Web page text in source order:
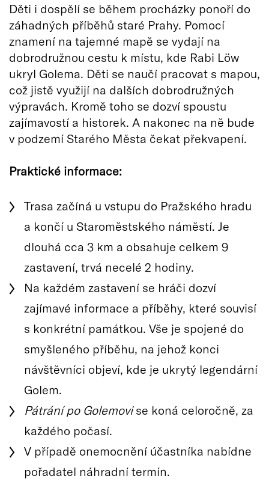
Děti i dospělí se během procházky ponoří do
záhadných příběhů staré Prahy. Pomocí
znamení na tajemné mapě se vydají na
dobrodružnou cestu k místu, kde Rabi Löw
ukryl Golema. Děti se naučí pracovat s mapou,
což jistě využijí na dalších dobrodružných
výpravách. Kromě toho se dozví spoustu
zajímavostí a historek. A nakonec na ně bude
v podzemí Starého Města čekat překvapení.
Praktické informace:
Trasa začíná u vstupu do Pražského hradu
a končí u Staroměstského náměstí. Je
dlouhá cca 3 km a obsahuje celkem 9
zastavení, trvá necelé 2 hodiny.
Na každém zastavení se hráči dozví
zajímavé informace a příběhy, které souvisí
s konkrétní památkou. Vše je spojené do
smyšleného příběhu, na jehož konci
návštěvníci objeví, kde je ukrytý legendární
Golem.
Pátrání po Golemovise koná celoročně, za
každého počasí.
V případě onemocnění účastníka nabídne
pořadatel náhradní termín.